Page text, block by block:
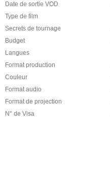
Date de sortie VOD
Type de film
Secrets de tournage
Budget
Langues
Format production
Couleur
Format audio
Format de projection
N° de Visa